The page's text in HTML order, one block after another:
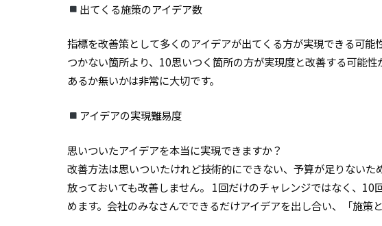
出てくる施策のアイデア数
指標を改善策として多くのアイデアが出てくる方が実現できる可能
つかない箇所より、10思いつく箇所の方が実現度と改善する可能
あるか無いかは非常に大切です。
アイデアの実現難易度
思いついたアイデアを本当に実現できますか？
改善方法は思いついたけれど技術的にできない、予算が足りない
放っておいても改善しません。 1回だけのチャレンジではなく、
めます。会社のみなさんでできるだけアイデアを出し合い、「施策